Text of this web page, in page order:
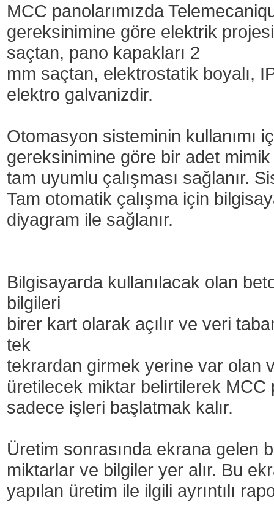
MCC panolarımızda
gereksinimine göre elektrik
saçtan, pano kapakları 2
mm saçtan, elektrostatik boyalı,
elektro galvanizdir.
Otomasyon sisteminin kullanımı
gereksinimine göre bir adet
tam uyumlu çalışması sağlanır.
Tam otomatik çalışma için
diyagram ile sağlanır.
Bilgisayarda kullanılacak olan
bilgileri
birer kart olarak açılır ve veri
tek
tekrardan girmek yerine var olan
üretilecek miktar belirtilerek MCC
sadece işleri başlatmak kalır.
Üretim sonrasında ekrana gelen
miktarlar ve bilgiler yer alır. Bu
yapılan üretim ile ilgili ayrıntılı